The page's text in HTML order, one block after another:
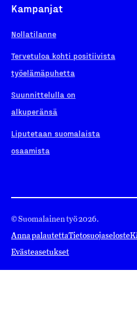
Kampanjat
Nollatilanne
Tervetuloa kohti positiivista
työelämäpuhetta
Suunnittelulla on
alkuperänsä
Liputetaan suomalaista
osaamista
© Suomalainen työ 2026.
Anna palautettaTietosuojaseloste
Evästeasetukset